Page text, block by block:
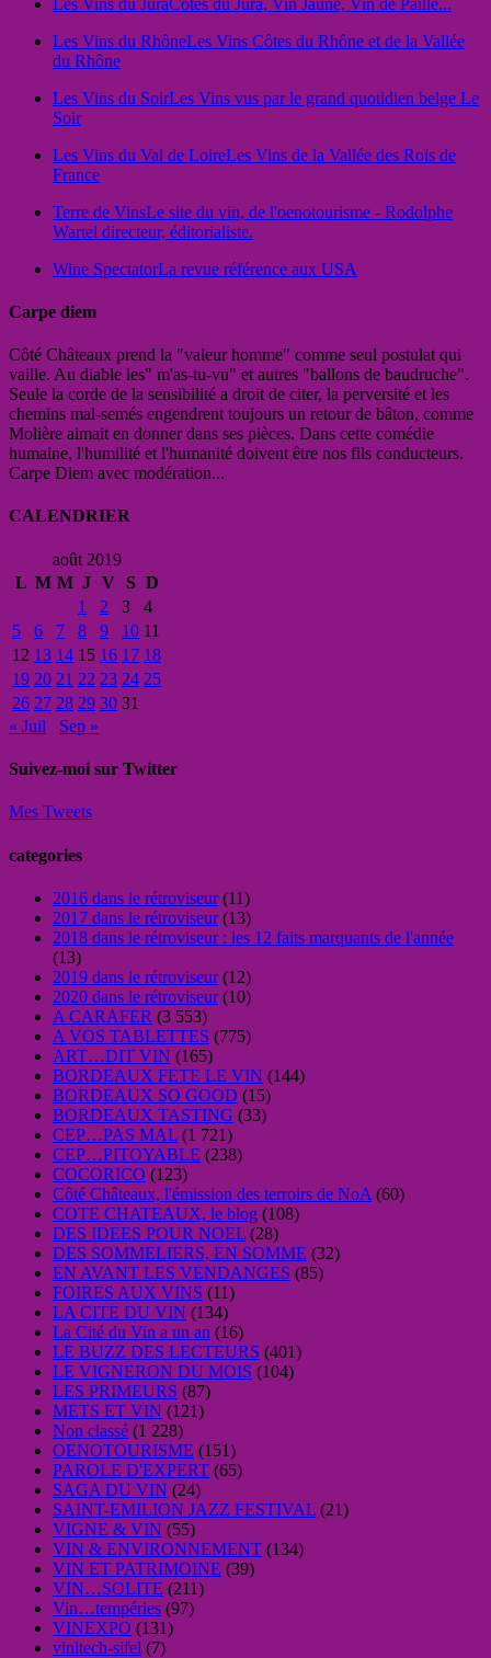
Les Vins du RhôneLes Vins Côtes du Rhône et de la Vallée
du Rhône
Les Vins du SoirLes Vins vus par le grand quotidien belge Le
Soir
Les Vins du Val de LoireLes Vins de la Vallée des Rois de
France
Terre de VinsLe site du vin, de l'oenotourisme - Rodolphe
Wartel directeur, éditorialiste.
Wine SpectatorLa revue référence aux USA
Carpe diem
Côté Châteaux prend la "valeur homme" comme seul postulat qui
vaille. Au diable les" m'as-tu-vu" et autres "ballons de baudruche".
Seule la corde de la sensibilité a droit de citer, la perversité et les
chemins mal-semés engendrent toujours un retour de bâton, comme
Molière aimait en donner dans ses pièces. Dans cette comédie
humaine, l'humilité et l'humanité doivent être nos fils conducteurs.
Carpe Diem avec modération...
CALENDRIER
août 2019
L M M J V S D
1
2 3
4
5
6 7 8 9 10 11
12 13 14 15 16 17 18
19 20 21 22 23 24 25
26 27 28 29 30 31
« Juil
Sep »
Suivez-moi sur Twitter
Mes Tweets
categories
2016 dans le rétroviseur(11)
2017 dans le rétroviseur(13)
2018 dans le rétroviseur : les 12 faits marquants de l'année
(13)
2019 dans le rétroviseur(12)
2020 dans le rétroviseur(10)
A CARAFER (3 553)
A VOS TABLETTES (775)
ART…DIT VIN (165)
BORDEAUX FETE LE VIN (144)
BORDEAUX SO GOOD (15)
BORDEAUX TASTING (33)
CEP…PAS MAL (1 721)
CEP…PITOYABLE (238)
COCORICO (123)
Côté Châteaux, l'émission des terroirs de NoA (60)
COTE CHATEAUX, le blog (108)
DES IDEES POUR NOEL (28)
DES SOMMELIERS, EN SOMME (32)
EN AVANT LES VENDANGES (85)
FOIRES AUX VINS (11)
LA CITE DU VIN (134)
La Cité du Vin a un an (16)
LE BUZZ DES LECTEURS (401)
LE VIGNERON DU MOIS (104)
LES PRIMEURS (87)
METS ET VIN (121)
Non classé (1 228)
OENOTOURISME (151)
PAROLE D'EXPERT (65)
SAGA DU VIN (24)
SAINT-EMILION JAZZ FESTIVAL (21)
VIGNE & VIN (55)
VIN & ENVIRONNEMENT (134)
VIN ET PATRIMOINE (39)
VIN…SOLITE (211)
Vin…tempéries (97)
VINEXPO (131)
vinitech-sifel (7)